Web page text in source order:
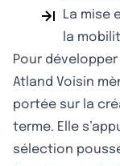
La mise
la
Pour
Atland Voisin
portée sur la
terme. Elle
sélection